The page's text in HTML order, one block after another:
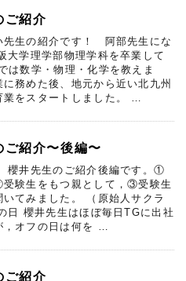
ご紹介
先生の紹介です！ 阿部先生にな
大学理学部物理学科を卒業して
は数学・物理・化学を教えま
務めた後、地元から近い北九州
業をスタートしました。 …
ご紹介〜後編〜
櫻井先生のご紹介後編です。①
験生をもつ親として，③受験生
いてみました。 （原始人サクラ
日 櫻井先生はほぼ毎日TGに出社
，オフの日は何を …
ご紹介